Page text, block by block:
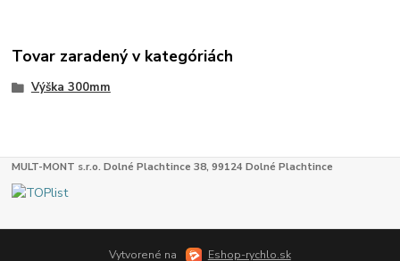
Tovar zaradený v kategóriách
Výška 300mm
MULT-MONT s.r.o. Dolné Plachtince 38, 99124 Dolné Plachtince
Vytvorené na Eshop-rychlo.sk